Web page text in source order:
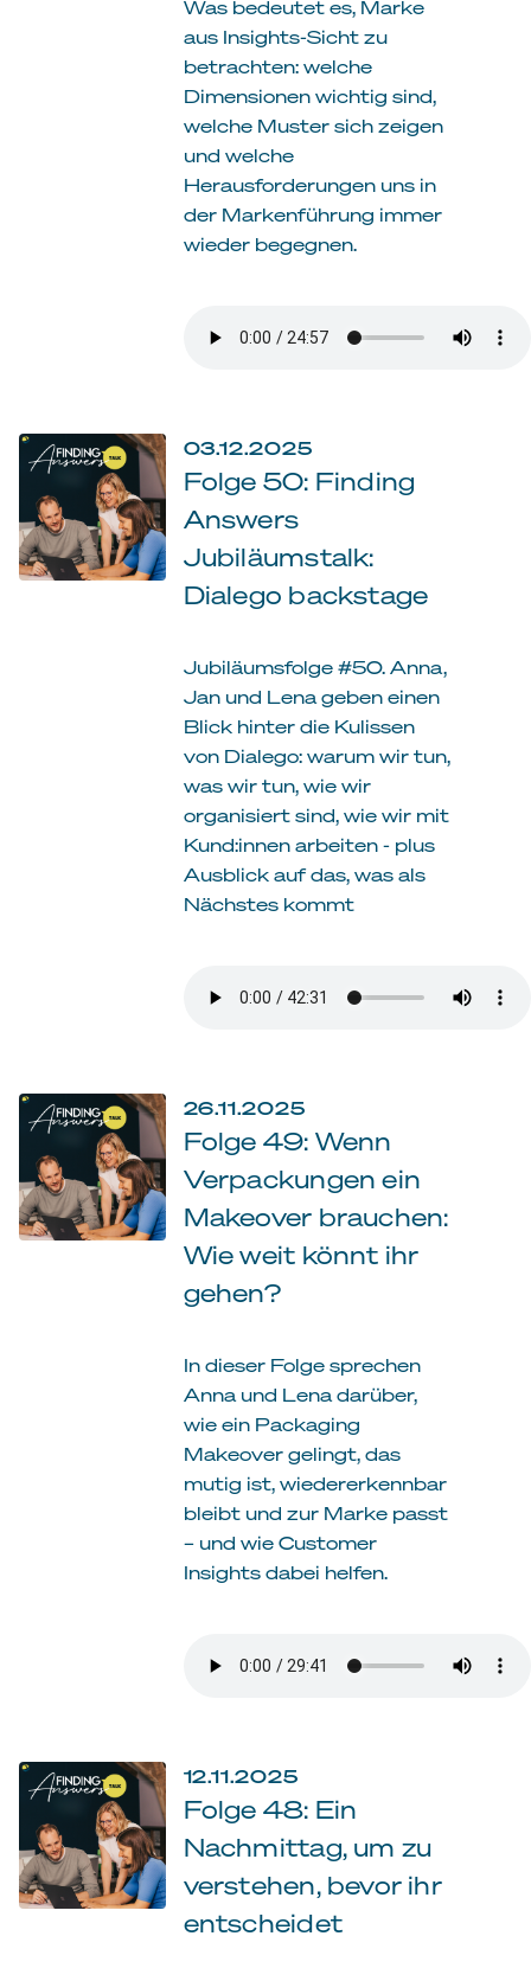
Was bedeutet es, Marke
aus Insights-Sicht zu
betrachten: welche
Dimensionen wichtig sind,
welche Muster sich zeigen
und welche
Herausforderungen uns in
der Markenführung immer
wieder begegnen.
03.12.2025
Folge 50: Finding
Answers
Jubiläumstalk:
Dialego backstage
Jubiläumsfolge #50. Anna,
Jan und Lena geben einen
Blick hinter die Kulissen
von Dialego: warum wir tun,
was wir tun, wie wir
organisiert sind, wie wir mit
Kund:innen arbeiten - plus
Ausblick auf das, was als
Nächstes kommt
26.11.2025
Folge 49: Wenn
Verpackungen ein
Makeover brauchen:
Wie weit könnt ihr
gehen?
In dieser Folge sprechen
Anna und Lena darüber,
wie ein Packaging
Makeover gelingt, das
mutig ist, wiedererkennbar
bleibt und zur Marke passt
– und wie Customer
Insights dabei helfen.
12.11.2025
Folge 48: Ein
Nachmittag, um zu
verstehen, bevor ihr
entscheidet